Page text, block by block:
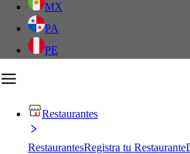
MX
PA
PE
Restaurantes
RestaurantesRegistra tu Restaurante